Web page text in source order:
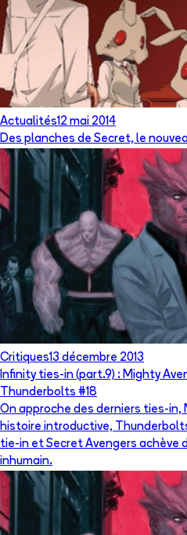
Actualités12 mai 2014
Des planches de Secret, le
Critiques13 décembre 2013
Infinity ties-in (part.9) : Mighty
Thunderbolts #18
On approche des derniers ties-in,
histoire introductive,
tie-in et Secret Avengers achève
inhumain.